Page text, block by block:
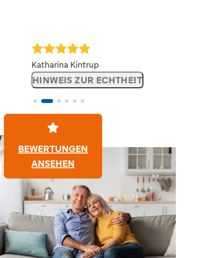
Katharina Kintrup
HINWEIS ZUR ECHTHEIT
BEWERTUNGEN
ANSEHEN